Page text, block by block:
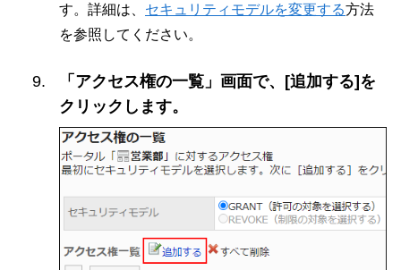
す。詳細は、 セキュリティモデルを変更する方法
を参照してください。
「アクセス権の一覧」画面で、[追加する]を
クリックします。